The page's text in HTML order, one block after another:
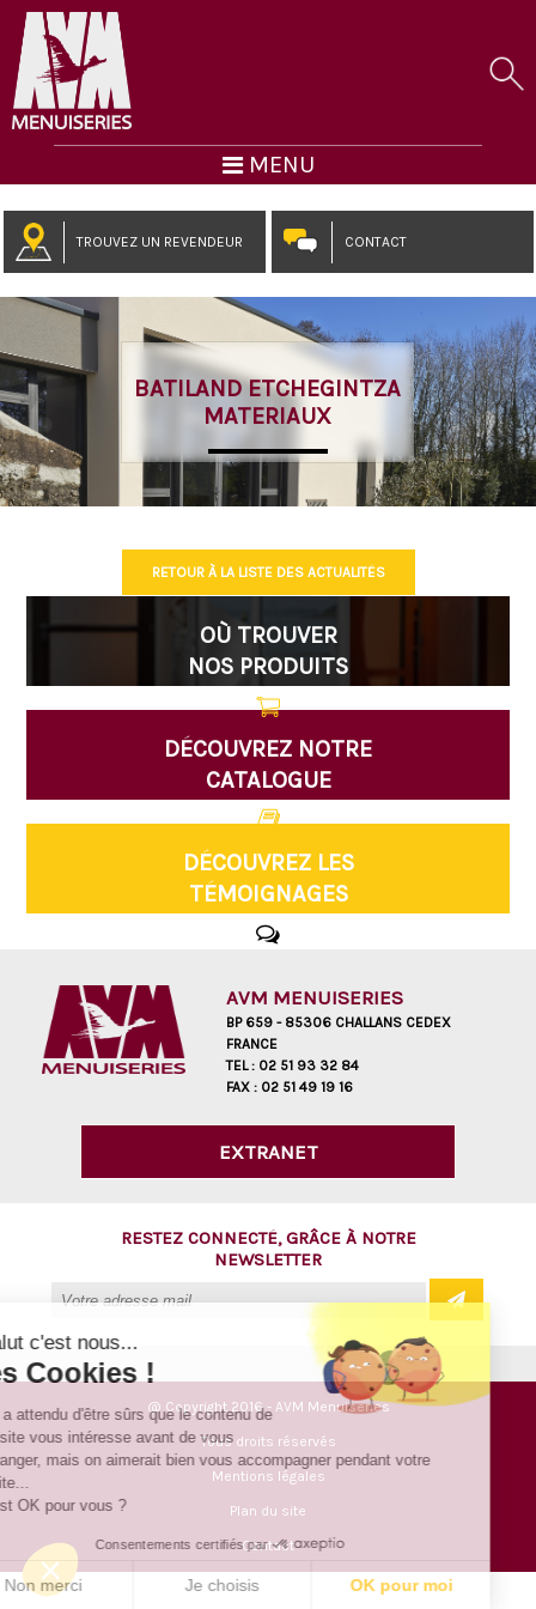
MENU
TROUVEZ UN REVENDEUR CONTACT
BATILAND ETCHEGINTZA
MATERIAUX
RETOUR À LA LISTE DES ACTUALITÉS
OÙ TROUVER
NOS PRODUITS
DÉCOUVREZ NOTRE
CATALOGUE
DÉCOUVREZ LES
TÉMOIGNAGES
AVM MENUISERIES
BP 659 - 85306 CHALLANS CEDEX
FRANCE
TEL : 02 51 93 32 84
FAX : 02 51 49 19 16
EXTRANET
RESTEZ CONNECTÉ, GRÂCE À NOTRE
NEWSLETTER
@ Copyright 2016 - AVM Menuiseries
Tous droits réservés
Mentions légales
Plan du site
Contact
Salut c'est nous...
les Cookies !
On a attendu d'être sûrs que le contenu de
ce site vous intéresse avant de vous
déranger, mais on aimerait bien vous accompagner pendant votre
visite...
C'est OK pour vous ?
Consentements certifiés par
Non merci Je choisis OK pour moi